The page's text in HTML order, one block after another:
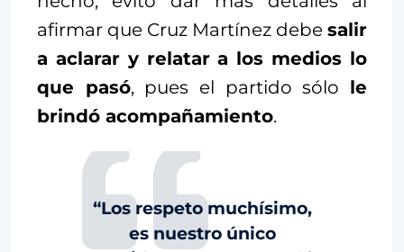
afirmar que Cruz Martínez debe salir
a aclarar y relatar a los medios lo
que pasó, pues el partido sólo le
brindó acompañamiento.
“Los respeto muchísimo,
es nuestro único